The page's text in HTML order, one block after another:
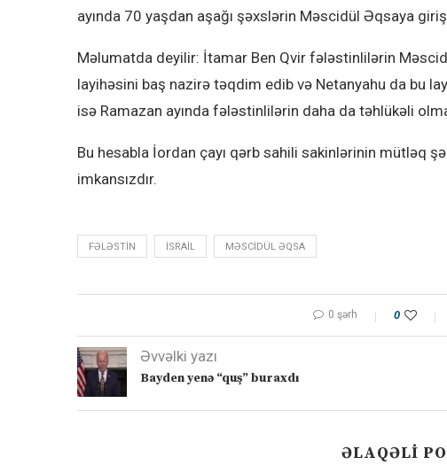
ayında 70 yaşdan aşağı şəxslərin Məscidül Əqsaya
Məlumatda deyilir: İtamar Ben Qvir fələstinlilərin
layihəsini baş nazirə təqdim edib və Netanyahu da bu
isə Ramazan ayında fələstinlilərin daha da təhlükəli
Bu hesabla İordan çayı qərb sahili sakinlərinin mütləq
imkansızdır.
FƏLƏSTIN ISRAIL MƏSCIDÜL ƏQSA
0 şərh 0
Əvvəlki yazı
Bayden yenə “quş” buraxdı
ƏLAQƏLI